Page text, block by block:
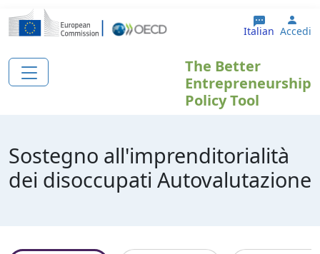
Salta al contenuto principale
Italian Accedi
The Better
Entrepreneurship
Policy Tool
Sostegno all'imprenditorialità
dei disoccupati Autovalutazione